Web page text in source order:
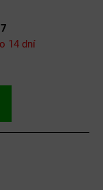
14 dní